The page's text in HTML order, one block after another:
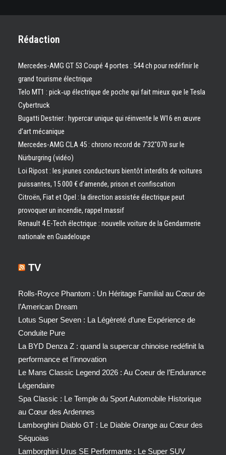
Rédaction
Mercedes-AMG GT 53 Coupé 4 portes : 544 ch pour redéfinir le
grand tourisme électrique
Telo MT1 : pick‑up électrique de poche qui fait mieux que le Tesla
Cybertruck
Bugatti Destrier : hypercar unique qui réinvente le W16 en œuvre
d’art mécanique
Mercedes-AMG CLA 45 : chrono record de 7’32″070 sur le
Nürburgring (vidéo)
Loi Ripost : les jeunes conducteurs bientôt interdits de voitures
puissantes, 15 000 € d’amende, prison et confiscation
Citroën, Fiat et Opel : la direction assistée électrique peut
provoquer un incendie, rappel massif
Renault 4 E-Tech électrique : nouvelle voiture de la Gendarmerie
nationale en Guadeloupe
TV
Rolls-Royce Phantom : Un Héritage Familial au Cœur de
l’American Dream
Lotus Super Seven : La Légèreté d’une Expérience de
Conduite Pure
La BYD Denza Z : quand la supercar chinoise redéfinit la
performance et l’innovation
Le Mans Classic Legend 2026 : Au Coeur de l’Endurance
Légendaire
Spa Classic : Le Temple du Sport Automobile Historique
au Cœur des Ardennes
Lamborghini Diablo GT : Le Diable Orange au Cœur des
Séquoias
Lamborghini Urus SE Performante : Le Super SUV